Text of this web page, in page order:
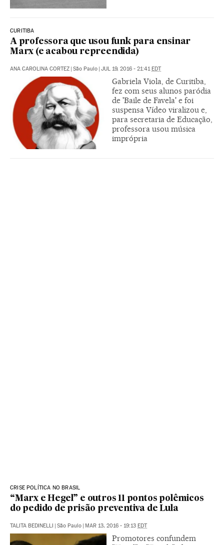
CURITIBA
A professora que usou funk para ensinar
Marx (e acabou repreendida)
ANA CAROLINA CORTEZ | São Paulo | JUL 19, 2016 - 21:41EDT
Gabriela Viola, de Curitiba,
fez com seus alunos paródia
de 'Baile de Favela' e foi
suspensa Vídeo viralizou e,
para secretaria de Educação,
professora usou música
imprópria
CRISE POLÍTICA NO BRASIL
“Marx e Hegel” e outros 11 pontos polêmicos
do pedido de prisão preventiva de Lula
TALITA BEDINELLI | São Paulo | MAR 13, 2016 - 19:13 EDT
Promotores confundem